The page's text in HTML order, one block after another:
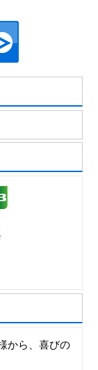
から、喜びの